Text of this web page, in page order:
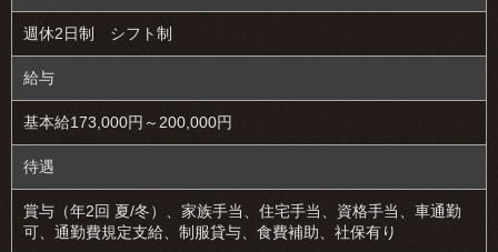
週休2日制 シフト制
給与
基本給173,000円～200,000円
待遇
賞与（年2回 夏/冬）、家族手当、住宅手当、資格手当、車通勤
可、通勤費規定支給、制服貸与、食費補助、社保有り